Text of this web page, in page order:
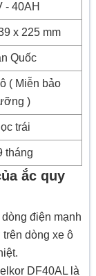
- 40AH
x 225 mm
Quốc
( Miễn bảo
)
trái
tháng
ắc quy
điện mạnh
dòng xe ô
DF40AL là